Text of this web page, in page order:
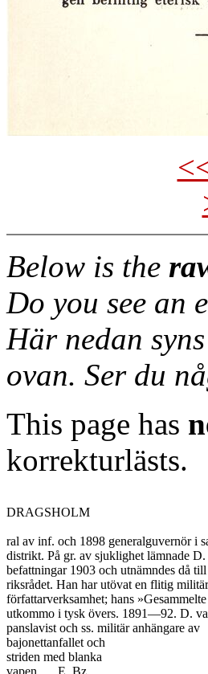
Below is the
Do you see an
Här nedan syns
ovan. Ser du
This page has
korrekturlästs.
DRAGSHOLM
ral av inf. och 1898 generalguvernör i
distrikt. På gr. av sjuklighet lämnade D.
befattningar 1903 och utnämndes då
riksrådet. Han har utövat en flitig militär
författarverksamhet; hans
utkommo i tysk övers. 1891—92. D.
panslavist och ss. militär anhängare av
bajonettanfallet och
striden med blanka
vapen.	E. Bz.